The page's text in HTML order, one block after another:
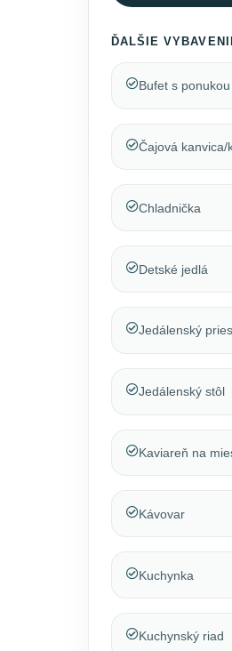
ĎALŠIE
Bufet s
Čajová kanvica/
Chladnička
Detské jedlá
Jedálenský
Jedálenský stôl
Kaviareň na
Kávovar
Kuchynka
Kuchynský riad